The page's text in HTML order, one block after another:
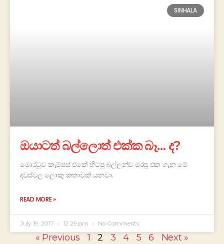
SINHALA
ඔයාටත් බල්ලොත් එක්ක බෑ… ද?
මොරටුව කැම්පස් එකේ හිටපු බල්ලන්ව මරපු එක ගැන මේ
දවස්වල ලොකු කතාවක් යනවා.
READ MORE »
July 19, 2017 12:29 pm No Comments
« Previous 1 2 3 4 5 6 Next »